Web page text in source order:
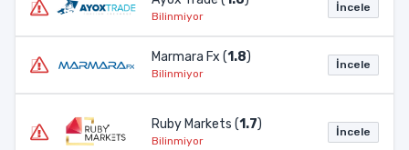
Bilinmiyor
İncele
Marmara Fx (1.8)
Bilinmiyor
İncele
Ruby Markets (1.7)
Bilinmiyor
İncele